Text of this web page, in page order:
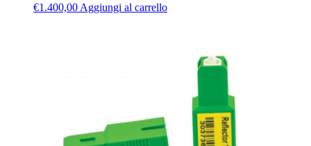
€1.400,00 Aggiungi al carrello